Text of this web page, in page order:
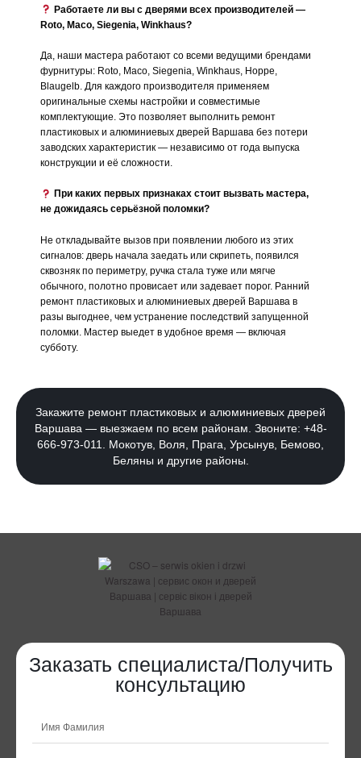
Работаете ли вы с дверями всех производителей —
Roto, Maco, Siegenia, Winkhaus?
Да, наши мастера работают со всеми ведущими брендами
фурнитуры: Roto, Maco, Siegenia, Winkhaus, Hoppe,
Blaugelb. Для каждого производителя применяем
оригинальные схемы настройки и совместимые
комплектующие. Это позволяет выполнить ремонт
пластиковых и алюминиевых дверей Варшава без потери
заводских характеристик — независимо от года выпуска
конструкции и её сложности.
При каких первых признаках стоит вызвать мастера,
не дожидаясь серьёзной поломки?
Не откладывайте вызов при появлении любого из этих
сигналов: дверь начала заедать или скрипеть, появился
сквозняк по периметру, ручка стала туже или мягче
обычного, полотно провисает или задевает порог. Ранний
ремонт пластиковых и алюминиевых дверей Варшава в
разы выгоднее, чем устранение последствий запущенной
поломки. Мастер выедет в удобное время — включая
субботу.
Закажите ремонт пластиковых и алюминиевых дверей
Варшава — выезжаем по всем районам. Звоните: +48-
666-973-011. Мокотув, Воля, Прага, Урсынув, Бемово,
Беляны и другие районы.
Заказать специалиста/Получить
консультацию